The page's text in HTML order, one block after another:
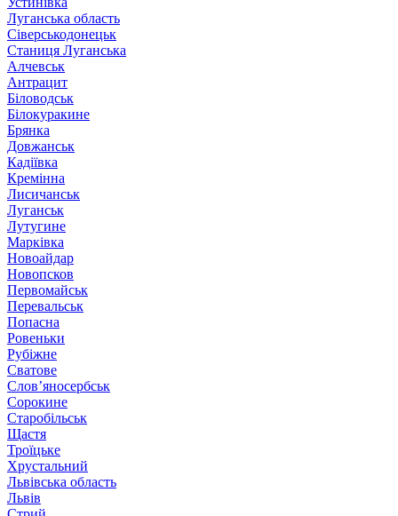
Луганська область
Сіверськодонецьк
Станиця Луганська
Алчевськ
Антрацит
Біловодськ
Білокуракине
Брянка
Довжанськ
Кадіївка
Кремінна
Лисичанськ
Луганськ
Лутугине
Марківка
Новоайдар
Новопсков
Первомайськ
Перевальськ
Попасна
Ровеньки
Рубіжне
Сватове
Слов’яносербськ
Сорокине
Старобільськ
Щастя
Троїцьке
Хрустальний
Львівська область
Львів